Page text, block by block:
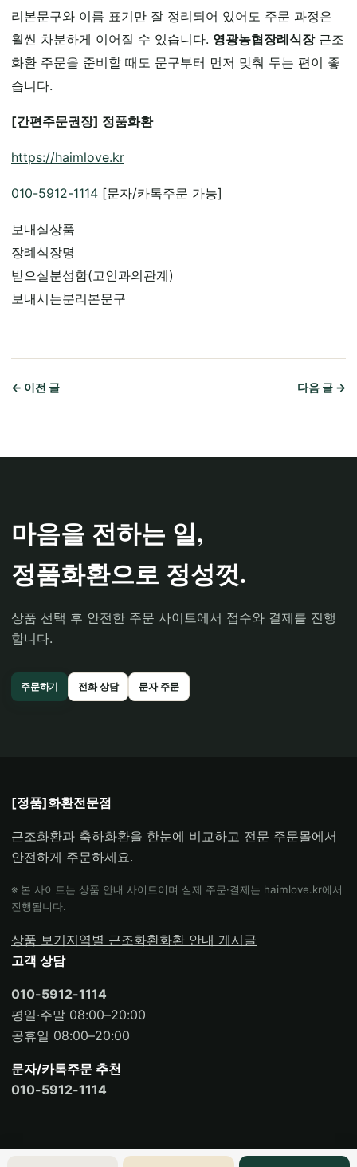
리본문구와 이름 표기만 잘 정리되어 있어도 주문 과정은
훨씬 차분하게 이어질 수 있습니다. 영광농협장례식장근조
화환 주문을 준비할 때도 문구부터 먼저 맞춰 두는 편이 좋
습니다.
[간편주문권장] 정품화환
https://haimlove.kr
010-5912-1114 [문자/카톡주문 가능]
보내실상품
장례식장명
받으실분성함(고인과의관계)
보내시는분리본문구
← 이전 글 다음 글 →
마음을 전하는 일,
정품화환으로 정성껏.
상품 선택 후 안전한 주문 사이트에서 접수와 결제를 진행
합니다.
주문하기 전화 상담 문자 주문
[정품]화환전문점
근조화환과 축하화환을 한눈에 비교하고 전문 주문몰에서
안전하게 주문하세요.
※ 본 사이트는 상품 안내 사이트이며 실제 주문·결제는 haimlove.kr에서
진행됩니다.
상품 보기지역별 근조화환화환 안내 게시글
고객 상담
010-5912-1114
평일·주말 08:00–20:00
공휴일 08:00–20:00
문자/카톡주문 추천
010-5912-1114